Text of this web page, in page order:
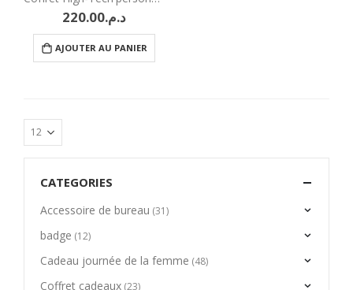
د.م.220.00
AJOUTER AU PANIER
CATEGORIES
Accessoire de bureau (31)
badge (12)
Cadeau journée de la femme (48)
Coffret cadeaux (23)